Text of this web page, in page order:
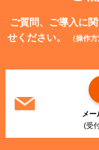
ご質問、ご導入に
せください。
（操作
メ
(受